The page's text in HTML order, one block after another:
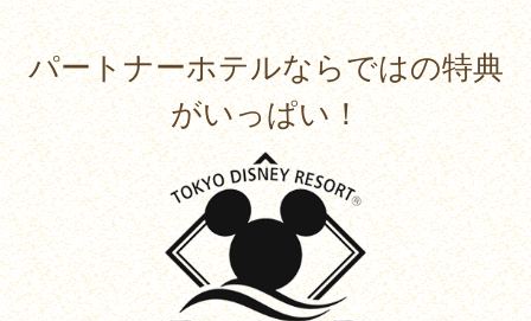
パートナーホテルならではの特典
がいっぱい！